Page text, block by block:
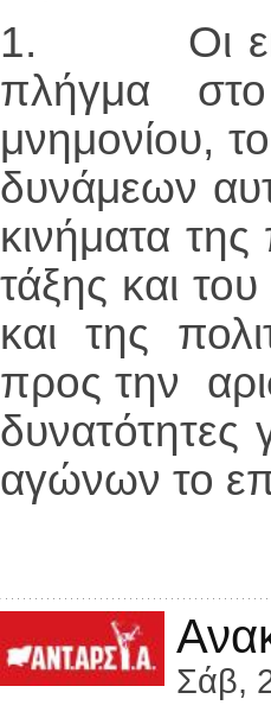
1. Οι
πλήγμα
μνημονίου,
δυνάμεων
κινήματα
τάξης και
και της
προς την
αγώνων το
Σάβ,